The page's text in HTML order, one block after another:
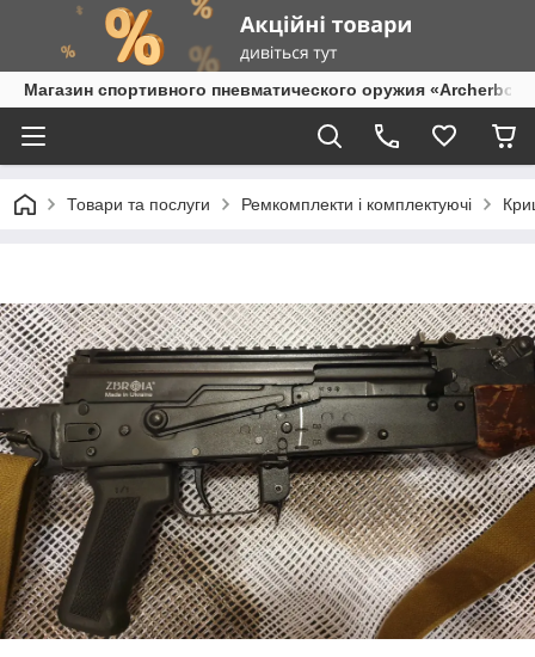
Магазин спортивного пневматического оружия
Товари та послуги Ремкомплекти і комплектуючі